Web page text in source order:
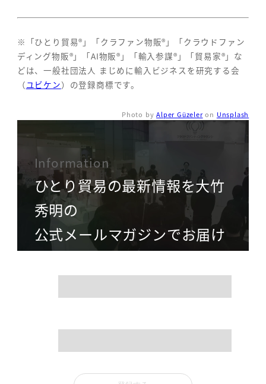
※「ひとり貿易®」「クラファン物販®」「クラウドファン
ディング物販®」「AI物販®」「輸入参謀®」「貿易家®」な
どは、一般社団法人 まじめに輸入ビジネスを研究する会
（ユビケン）の登録商標です。
Photo byAlper Güzeleron Unsplash
Information
ひとり貿易の最新情報を大竹
秀明の
公式メールマガジンでお届け